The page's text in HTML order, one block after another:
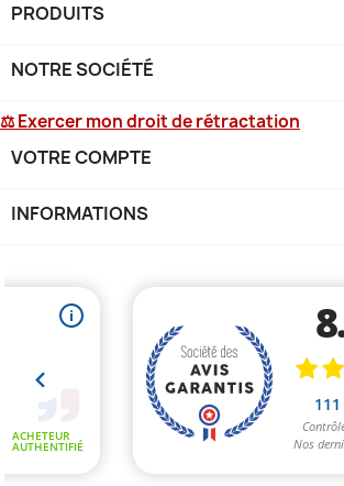
PRODUITS
NOTRE SOCIÉTÉ
⚖ Exercer mon droit de rétractation
VOTRE COMPTE
INFORMATIONS